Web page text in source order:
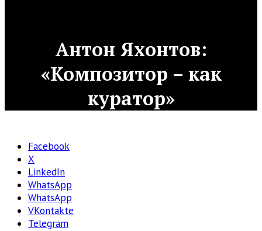
Антон Яхонтов:
«Композитор – как
куратор»
Facebook
X
LinkedIn
WhatsApp
WhatsApp
VKontakte
Telegram